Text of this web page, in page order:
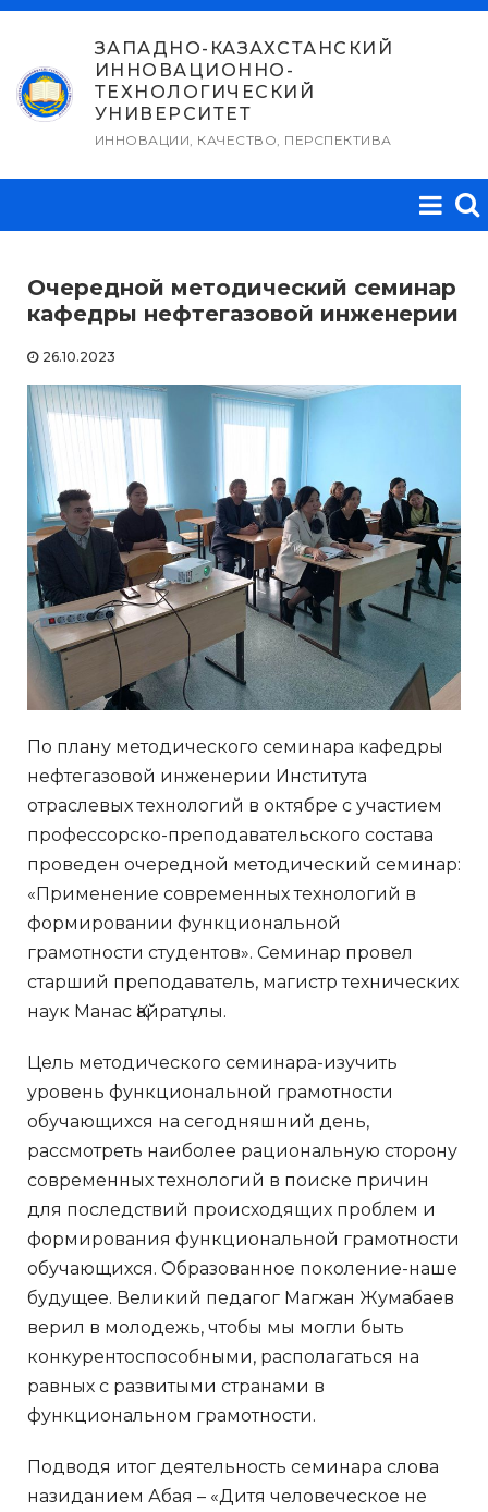
Перейти
содержимому
ЗАПАДНО-КАЗАХСТАНСКИЙ
ИННОВАЦИОННО-
ТЕХНОЛОГИЧЕСКИЙ
УНИВЕРСИТЕТ
ИННОВАЦИИ, КАЧЕСТВО, ПЕРСПЕКТИВА
Очередной методический семинар
кафедры нефтегазовой инженерии
26.10.2023
По плану методического семинара кафедры
нефтегазовой инженерии Института
отраслевых технологий в октябре с участием
профессорско-преподавательского состава
проведен очередной методический семинар:
«Применение современных технологий в
формировании функциональной
грамотности студентов». Семинар провел
старший преподаватель, магистр технических
наук Манас Қайратұлы.
Цель методического семинара-изучить
уровень функциональной грамотности
обучающихся на сегодняшний день,
рассмотреть наиболее рациональную сторону
современных технологий в поиске причин
для последствий происходящих проблем и
формирования функциональной грамотности
обучающихся. Образованное поколение-наше
будущее. Великий педагог Магжан Жумабаев
верил в молодежь, чтобы мы могли быть
конкурентоспособными, располагаться на
равных с развитыми странами в
функциональном грамотности.
Подводя итог деятельность семинара слова
назиданием Абая – «Дитя человеческое не